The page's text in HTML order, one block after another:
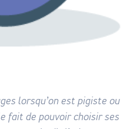
lorsqu’on est pigiste ou
fait de pouvoir choisir ses